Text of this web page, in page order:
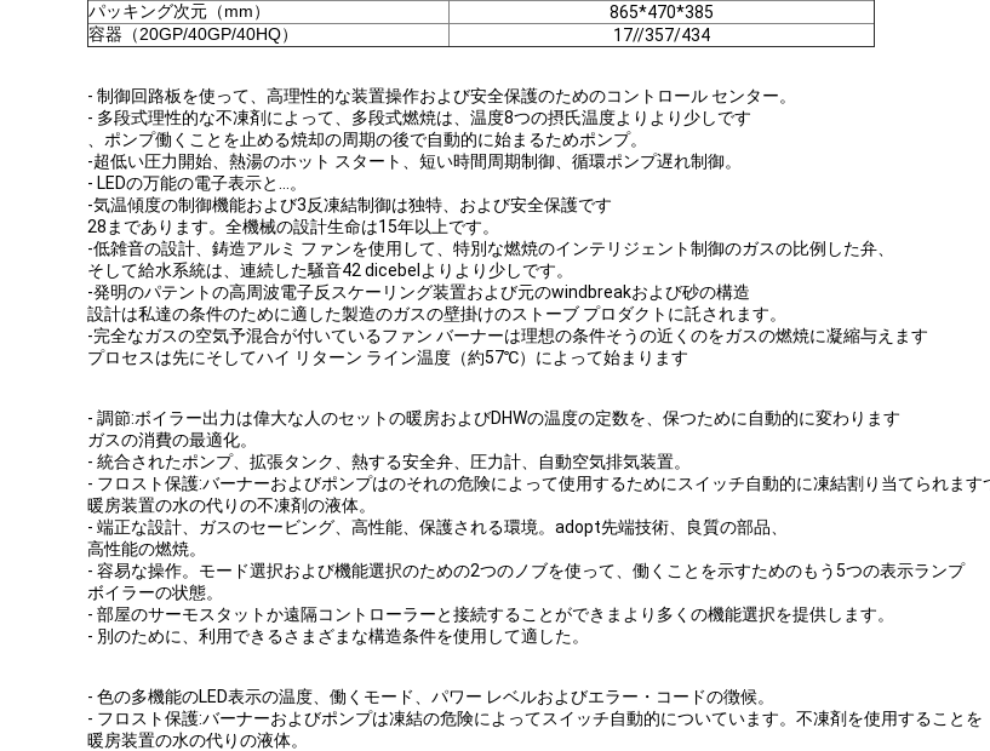
パッキング次元（mm）
865*470*385
容器（20GP/40GP/40HQ）
17//357/434
- 制御回路板を使って、高理性的な装置操作および安全保護のためのコントロール センター。
- 多段式理性的な不凍剤によって、多段式燃焼は、温度8つの摂氏温度よりより少しです
、ポンプ働くことを止める焼却の周期の後で自動的に始まるためポンプ。
-超低い圧力開始、熱湯のホット スタート、短い時間周期制御、循環ポンプ遅れ制御。
- LEDの万能の電子表示と…。
-気温傾度の制御機能および3反凍結制御は独特、および安全保護です
28まであります。全機械の設計生命は15年以上です。
-低雑音の設計、鋳造アルミ ファンを使用して、特別な燃焼のインテリジェント制御のガスの比例した弁、
そして給水系統は、連続した騒音42 dicebelよりより少しです。
-発明のパテントの高周波電子反スケーリング装置および元のwindbreakおよび砂の構造
設計は私達の条件のために適した製造のガスの壁掛けのストーブ プロダクトに託されます。
-完全なガスの空気予混合が付いているファン バーナーは理想の条件そうの近くのをガスの燃焼に凝縮与えます
プロセスは先にそしてハイ リターン ライン温度（約57℃）によって始まります
- 調節:ボイラー出力は偉大な人のセットの暖房およびDHWの温度の定数を、保つために自動的に変わります
ガスの消費の最適化。
- 統合されたポンプ、拡張タンク、熱する安全弁、圧力計、自動空気排気装置。
- フロスト保護:バーナーおよびポンプはのそれの危険によって使用するためにスイッチ自動的に凍結割り当てられます
暖房装置の水の代りの不凍剤の液体。
- 端正な設計、ガスのセービング、高性能、保護される環境。adopt先端技術、良質の部品、
高性能の燃焼。
- 容易な操作。モード選択および機能選択のための2つのノブを使って、働くことを示すためのもう5つの表示ランプ
ボイラーの状態。
- 部屋のサーモスタットか遠隔コントローラーと接続することができまより多くの機能選択を提供します。
- 別のために、利用できるさまざまな構造条件を使用して適した。
- 色の多機能のLED表示の温度、働くモード、パワー レベルおよびエラー・コードの徴候。
- フロスト保護:バーナーおよびポンプは凍結の危険によってスイッチ自動的についています。不凍剤を使用することを
暖房装置の水の代りの液体。